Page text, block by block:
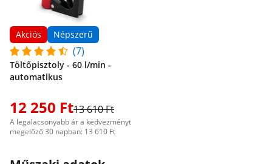
Akciós Népszerű
(7)
Töltőpisztoly - 60 l/min -
automatikus
12 250 Ft13 610 Ft
A legalacsonyabb ár a kedvezményt
megelőző 30 napban: 13 610 Ft